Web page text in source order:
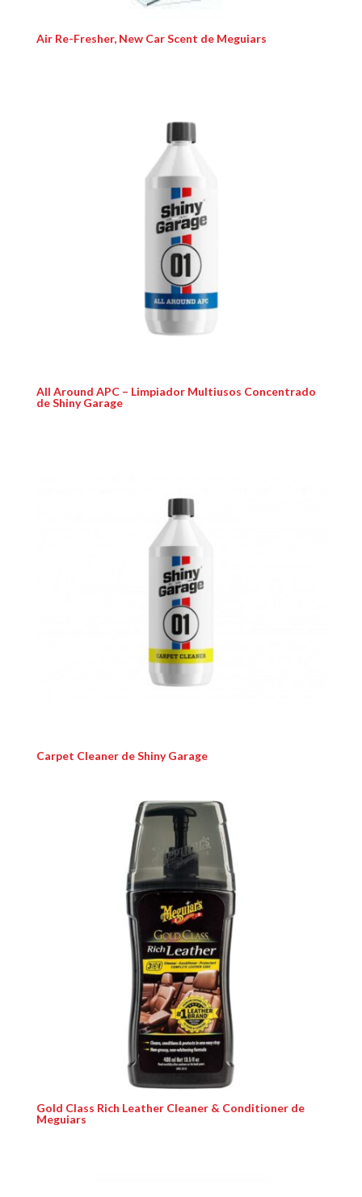
Air Re-Fresher, New Car Scent de Meguiars
All Around APC – Limpiador Multiusos Concentrado
de Shiny Garage
Carpet Cleaner de Shiny Garage
Gold Class Rich Leather Cleaner & Conditioner de
Meguiars